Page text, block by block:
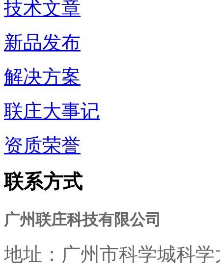
技术文章
新品发布
解决方案
联庄大事记
资质荣誉
联系方式
广州联庄科技有限公司
地址： 广州市科学城科